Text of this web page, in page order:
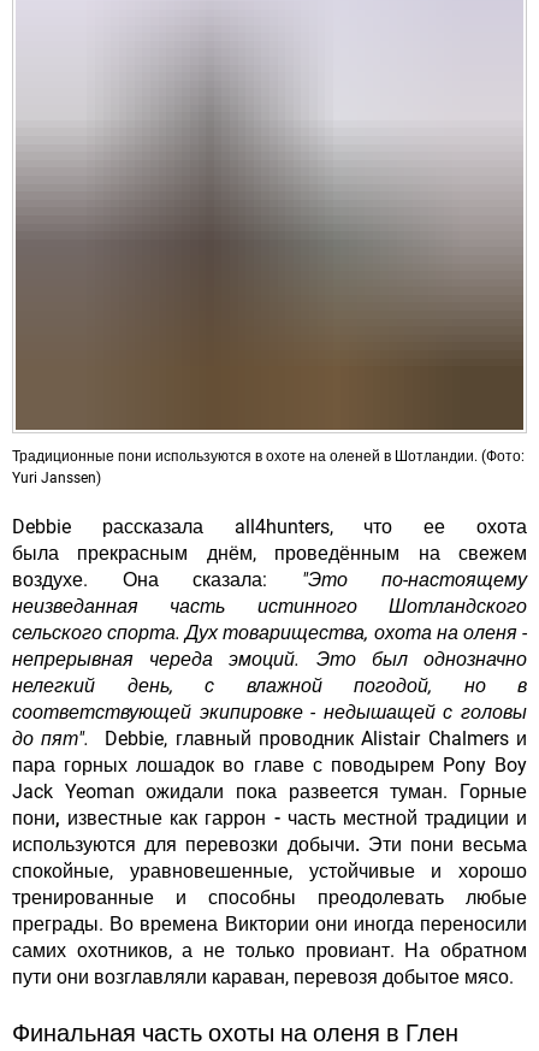
Традиционные пони используются в охоте на оленей в Шотландии. (Фото:
Yuri Janssen)
Debbie рассказала all4hunters, что ее охота
была прекрасным днём, проведённым на свежем
воздухе. Она сказала: "Это по-настоящему
неизведанная часть истинного Шотландского
сельского спорта. Дух товарищества, охота на оленя -
непрерывная череда эмоций. Это был однозначно
нелегкий день, с влажной погодой, но в
соответствующей экипировке - недышащей с головы
до пят".
Debbie, главный проводник Alistair Chalmers и
пара горных лошадок во главе с поводырем Pony Boy
Jack Yeoman ожидали пока развеется туман.
Горные
пони, известные как гаррон - часть местной традиции и
используются для перевозки добычи.Эти пони весьма
спокойные, уравновешенные, устойчивые и хорошо
тренированные и способны преодолевать любые
преграды. Во времена Виктории они иногда переносили
самих охотников, а не только провиант. На обратном
пути они возглавляли караван, перевозя добытое мясо.
Финальная часть охоты на оленя в Глен